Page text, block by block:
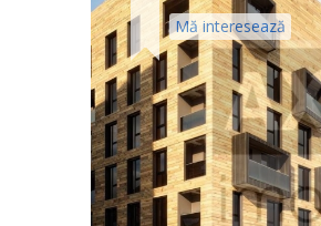
Mă interesează